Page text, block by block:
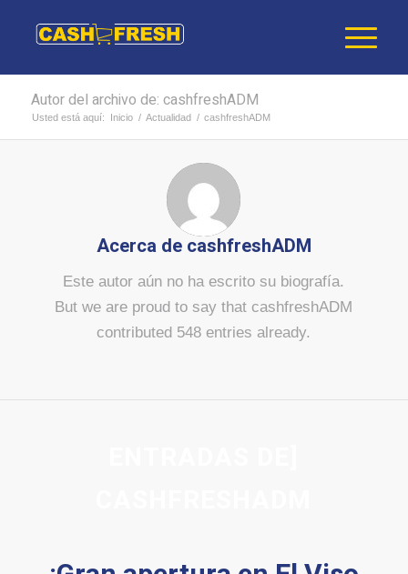
Autor del archivo de: cashfreshADM
Usted está aquí: Inicio / Actualidad / cashfreshADM
Acerca de cashfreshADM
Este autor aún no ha escrito su biografía.
But we are proud to say thatcashfreshADM
contributed 548 entries already.